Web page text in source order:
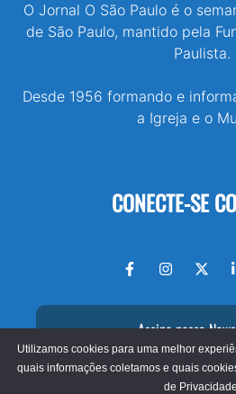
O Jornal O São Paulo é o
de São Paulo, mantido pela
Paulista.
Desde 1956 formando e
a Igreja e o
CONECTE-SE
Assine nossa
Utilizamos cookies para uma melhor
quais informações coletamos e quais
de